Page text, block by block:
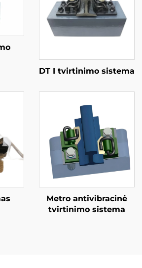
DT I tvirtinimo sistema
Metro antivibracinė
tvirtinimo sistema